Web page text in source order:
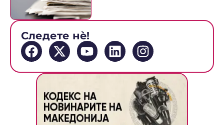
Следете нè!